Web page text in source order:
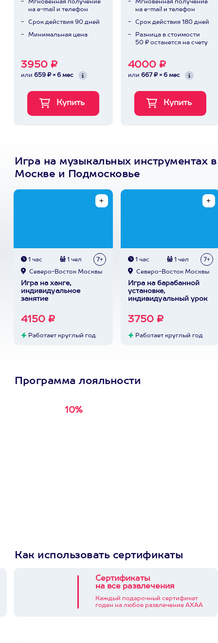
Мгновенная получение
на e-mail и телефон
Срок действия 90 дней
Минимальная цена
3950 ₽
или 659 ₽ × 6 мес
Мгновенная получение
на e-mail и телефон
Срок действия 180 дней
Разница в стоимости
50 ₽ останется на счету
4000 ₽
или 667 ₽ × 6 мес
Игра на музыкальных инструментах в
Москве и Подмосковье
1 час 1 чел 7+
Северо-Восток Москвы
Игра на ханге,
индивидуальное
занятие
4150 ₽
Работает круглый год
1 час 1 чел 7+
Северо-Восток Москвы
Игра на барабанной
установке,
индивидуальный урок
3750 ₽
Работает круглый год
Программа лояльности
10%
Как использовать сертификаты
Сертификаты
на все развлечения
Каждый подарочный сертификат
годен на любое развлечение АХАА